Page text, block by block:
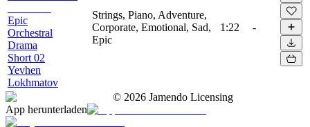
Epic
Orchestral
Drama
Short 02
Yevhen
Lokhmatov
Strings, Piano, Adventure,
Corporate, Emotional, Sad,
Epic
1:22 -
© 2026 Jamendo Licensing
App herunterladen